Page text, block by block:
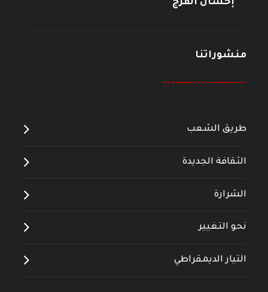
إحسان الفرج
منشوراتنا
--------------------
طريق الشعب
الثقافة الجديدة
الشرارة
نحو التغيير
التيار الديمقراطي